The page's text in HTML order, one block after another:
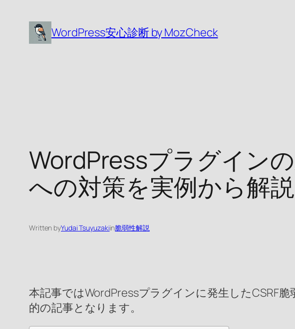
WordPress安心診断 by MozCheck
WordPressプラグイン
への対策を実例から解説
Written byYudai Tsuyuzakiin脆弱性解説
本記事ではWordPressプラグインに発生したCSRF
的の記事となります。